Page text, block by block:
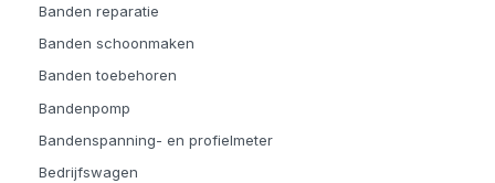
Banden reparatie
Banden schoonmaken
Banden toebehoren
Bandenpomp
Bandenspanning- en profielmeter
Bedrijfswagen